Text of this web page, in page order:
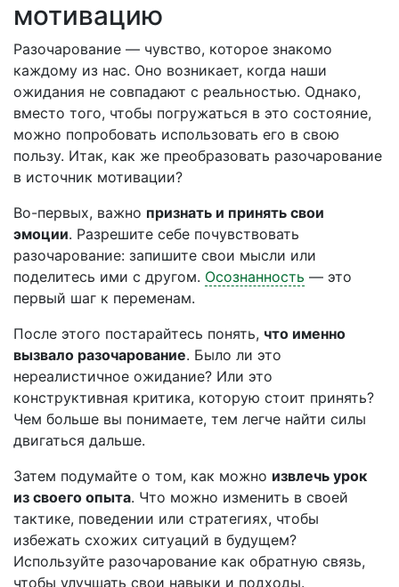
мотивацию
Разочарование — чувство, которое знакомо
каждому из нас. Оно возникает, когда наши
ожидания не совпадают с реальностью. Однако,
вместо того, чтобы погружаться в это состояние,
можно попробовать использовать его в свою
пользу. Итак, как же преобразовать разочарование
в источник мотивации?
Во-первых, важно признать и принять свои
эмоции. Разрешите себе почувствовать
разочарование: запишите свои мысли или
поделитесь ими с другом. Осознанность — это
первый шаг к переменам.
После этого постарайтесь понять, что именно
вызвало разочарование. Было ли это
нереалистичное ожидание? Или это
конструктивная критика, которую стоит принять?
Чем больше вы понимаете, тем легче найти силы
двигаться дальше.
Затем подумайте о том, как можно извлечь урок
из своего опыта. Что можно изменить в своей
тактике, поведении или стратегиях, чтобы
избежать схожих ситуаций в будущем?
Используйте разочарование как обратную связь,
чтобы улучшать свои навыки и подходы.